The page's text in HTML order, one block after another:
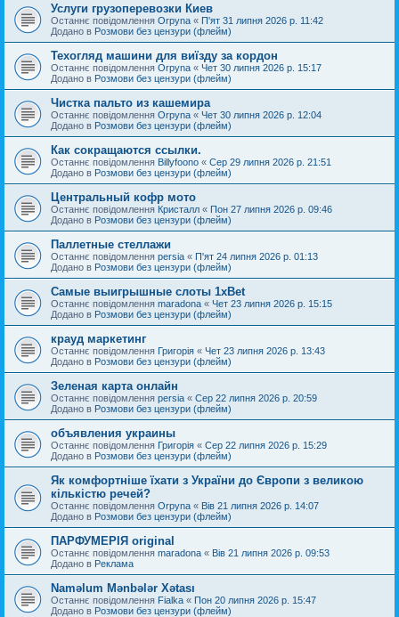
Услуги грузоперевозки Киев
Останнє повідомлення Orpyna « П'ят 31 липня 2026 р. 11:42
Додано в Розмови без цензури (флейм)
Техогляд машини для виїзду за кордон
Останнє повідомлення Orpyna « Чет 30 липня 2026 р. 15:17
Додано в Розмови без цензури (флейм)
Чистка пальто из кашемира
Останнє повідомлення Orpyna « Чет 30 липня 2026 р. 12:04
Додано в Розмови без цензури (флейм)
Как сокращаются ссылки.
Останнє повідомлення Billyfoono « Сер 29 липня 2026 р. 21:51
Додано в Розмови без цензури (флейм)
Центральный кофр мото
Останнє повідомлення Кристалл « Пон 27 липня 2026 р. 09:46
Додано в Розмови без цензури (флейм)
Паллетные стеллажи
Останнє повідомлення persia « П'ят 24 липня 2026 р. 01:13
Додано в Розмови без цензури (флейм)
Самые выигрышные слоты 1xBet
Останнє повідомлення maradona « Чет 23 липня 2026 р. 15:15
Додано в Розмови без цензури (флейм)
крауд маркетинг
Останнє повідомлення Григорія « Чет 23 липня 2026 р. 13:43
Додано в Розмови без цензури (флейм)
Зеленая карта онлайн
Останнє повідомлення persia « Сер 22 липня 2026 р. 20:59
Додано в Розмови без цензури (флейм)
объявления украины
Останнє повідомлення Григорія « Сер 22 липня 2026 р. 15:29
Додано в Розмови без цензури (флейм)
Як комфортніше їхати з України до Європи з великою
кількістю речей?
Останнє повідомлення Orpyna « Вів 21 липня 2026 р. 14:07
Додано в Розмови без цензури (флейм)
ПАРФУМЕРІЯ original
Останнє повідомлення maradona « Вів 21 липня 2026 р. 09:53
Додано в Реклама
Naməlum Mənbələr Xətası
Останнє повідомлення Fialka « Пон 20 липня 2026 р. 15:47
Додано в Розмови без цензури (флейм)